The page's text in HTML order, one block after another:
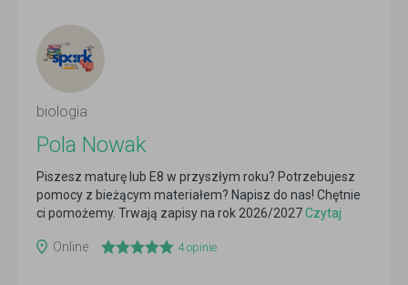
biologia
Pola Nowak
Piszesz maturę lub E8 w przyszłym roku? Potrzebujesz
pomocy z bieżącym materiałem? Napisz do nas! Chętnie
ci pomożemy. Trwają zapisy na rok 2026/2027Czytaj
Online
4opinie